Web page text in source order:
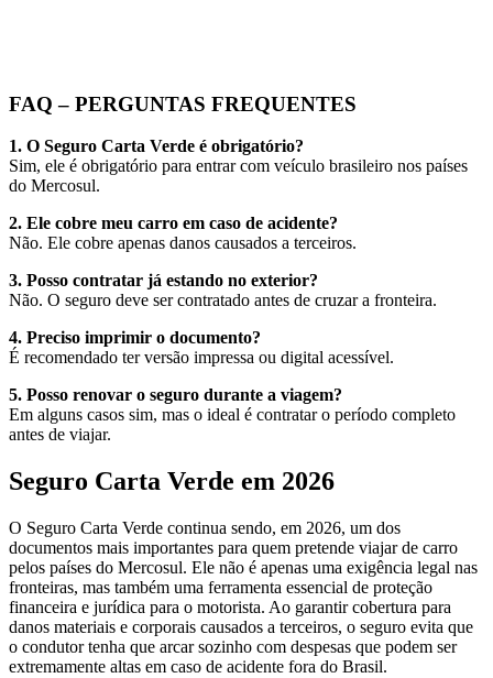
FAQ – PERGUNTAS FREQUENTES
1. O Seguro Carta Verde é obrigatório?
Sim, ele é obrigatório para entrar com veículo brasileiro nos países
do Mercosul.
2. Ele cobre meu carro em caso de acidente?
Não. Ele cobre apenas danos causados a terceiros.
3. Posso contratar já estando no exterior?
Não. O seguro deve ser contratado antes de cruzar a fronteira.
4. Preciso imprimir o documento?
É recomendado ter versão impressa ou digital acessível.
5. Posso renovar o seguro durante a viagem?
Em alguns casos sim, mas o ideal é contratar o período completo
antes de viajar.
Seguro Carta Verde em 2026
O Seguro Carta Verde continua sendo, em 2026, um dos
documentos mais importantes para quem pretende viajar de carro
pelos países do Mercosul. Ele não é apenas uma exigência legal nas
fronteiras, mas também uma ferramenta essencial de proteção
financeira e jurídica para o motorista. Ao garantir cobertura para
danos materiais e corporais causados a terceiros, o seguro evita que
o condutor tenha que arcar sozinho com despesas que podem ser
extremamente altas em caso de acidente fora do Brasil.